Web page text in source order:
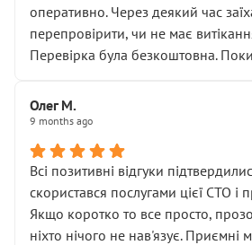
оперативно. Через деякий час
перепровірити, чи не має
Перевірка була безкоштовна.
Олег М.
9 months ago
Всі позитивні відгуки
скористався послугами цієї СТО
Якщо коротко то все просто,
ніхто нічого не нав'язує. Приємні